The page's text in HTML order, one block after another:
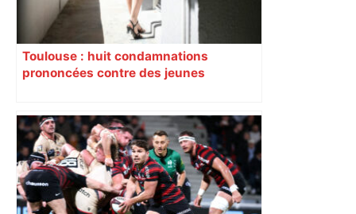
Toulouse : huit condamnations
prononcées contre des jeunes